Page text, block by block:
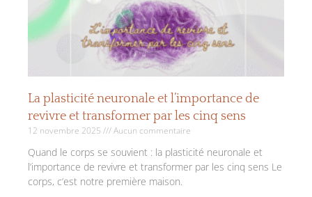
La plasticité neuronale et l’importance de
revivre et transformer par les cinq sens
12 novembre 2025 Aucun commentaire
Quand le corps se souvient : la plasticité neuronale et
l’importance de revivre et transformer par les cinq sens Le
corps, c’est notre première maison.